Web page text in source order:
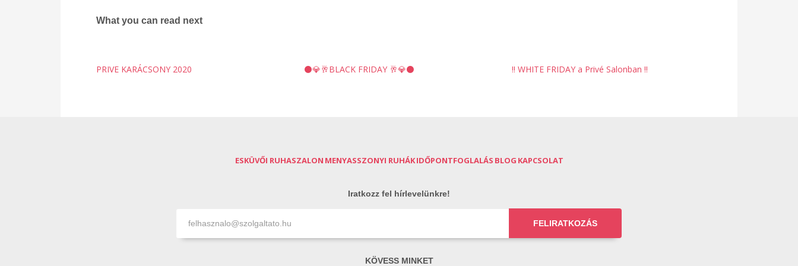
What you can read next
PRIVE KARÁCSONY 2020 ⚫️💎🥂BLACK FRIDAY 🥂💎⚫️ ‼️ WHITE FRIDAY a Privé Salonban ‼️
ESKÜVŐI RUHASZALON MENYASSZONYI RUHÁKIDŐPONTFOGLALÁS BLOG KAPCSOLAT
Iratkozz fel hírlevelünkre!
FELIRATKOZÁS
KÖVESS MINKET